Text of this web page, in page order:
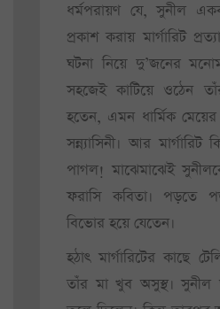
ধর্মপরায়ণ যে, সুনীল
প্রকাশ করায় মার্গারিট
ঘটনা নিয়ে দু’জনের
সহজেই কাটিয়ে ওঠেন
হতেন, এমন ধার্মিক
সন্ন্যাসিনী। আর মার্গারিট
পাগল! মাঝেমাঝেই
ফরাসি কবিতা। পড়তে
বিভোর হয়ে যেতেন।
হঠাৎ মার্গারিটের কাছে
তাঁর মা খুব অসুস্থ। সুনীল